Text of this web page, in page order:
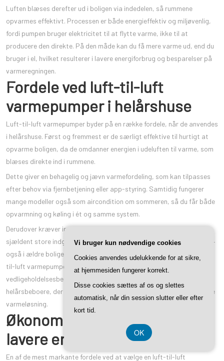
Luften blæses derefter ud i boligen via indedelen, så rummene
opvarmes effektivt. Processen er både energieffektiv og miljøvenlig,
fordi pumpen bruger elektricitet til at flytte varme, ikke til at
producere den direkte. På den måde kan du få mere varme ud, end du
bruger i el, hvilket resulterer i lavere energiforbrug og besparelser på
varmeregningen.
Fordele ved luft-til-luft
varmepumper i helårshuse
Luft-til-luft varmepumper byder på en række fordele, når de anvendes
i helårshuse. Først og fremmest er de særligt effektive til hurtigt at
opvarme boligen, da de omdanner energien i udeluften til varme, som
blæses direkte ind i rummene.
Dette giver en behagelig og jævn varmefordeling, som kan tilpasses
efter behov via fjernbetjening eller app-styring. Samtidig fungerer
mange modeller også som aircondition om sommeren, så du får både
opvarmning og køling i ét og samme system.
Derudover kræver installationen af en luft-til-luft varmepumpe
sjældent store indgreb i huset, hvilket gør den til en fleksibel løsning –
også i ældre boliger uden eksisterende varmeanlæg. Endelig er luft-
til-luft varmepumper kendt for deres høje driftssikkerhed og lave
vedligeholdelsesbehov, hvilket gør dem til et attraktivt valg for
helårsbeboere, der ønsker en både komfortabel og energibesparende
varmeløsning.
Økonomiske besparelser og
lavere energiforbrug
En af de mest markante fordele ved at vælge en luft-til-luft
Vi bruger kun nødvendige cookies
Cookies anvendes udelukkende for at sikre,
at hjemmesiden fungerer korrekt.
Disse cookies sættes af os og slettes
automatisk, når din session slutter eller efter
kort tid.
OK